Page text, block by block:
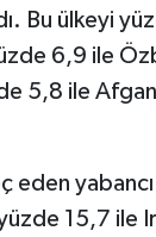
Bu ülkeyi
6,9 ile
5,8 ile
eden
15,7 ile